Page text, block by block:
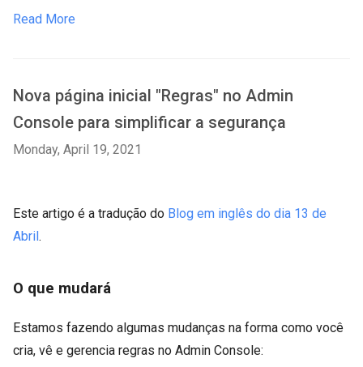
Read More
Nova página inicial "Regras" no Admin
Console para simplificar a segurança
Monday, April 19, 2021
Este artigo é a tradução do Blog em inglês do dia 13 de
Abril.
O que mudará
Estamos fazendo algumas mudanças na forma como você
cria, vê e gerencia regras no Admin Console: